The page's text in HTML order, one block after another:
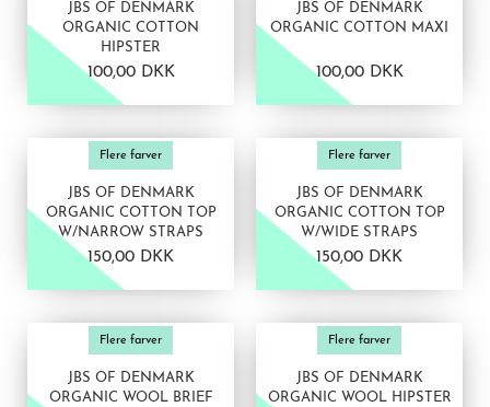
JBS OF DENMARK
ORGANIC COTTON
HIPSTER
100,00 DKK
JBS OF DENMARK
ORGANIC COTTON MAXI
100,00 DKK
Flere farver
JBS OF DENMARK
ORGANIC COTTON TOP
W/NARROW STRAPS
150,00 DKK
Flere farver
JBS OF DENMARK
ORGANIC COTTON TOP
W/WIDE STRAPS
150,00 DKK
Flere farver
JBS OF DENMARK
ORGANIC WOOL BRIEF
Flere farver
JBS OF DENMARK
ORGANIC WOOL HIPSTER